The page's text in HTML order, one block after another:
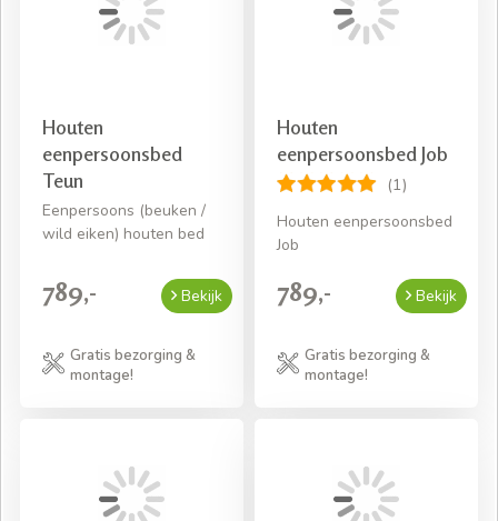
Houten
eenpersoonsbed
Teun
Eenpersoons (beuken /
wild eiken) houten bed
789,- Bekijk
Gratis bezorging &
montage!
Houten
eenpersoonsbed Job
(1)
Houten eenpersoonsbed
Job
789,- Bekijk
Gratis bezorging &
montage!